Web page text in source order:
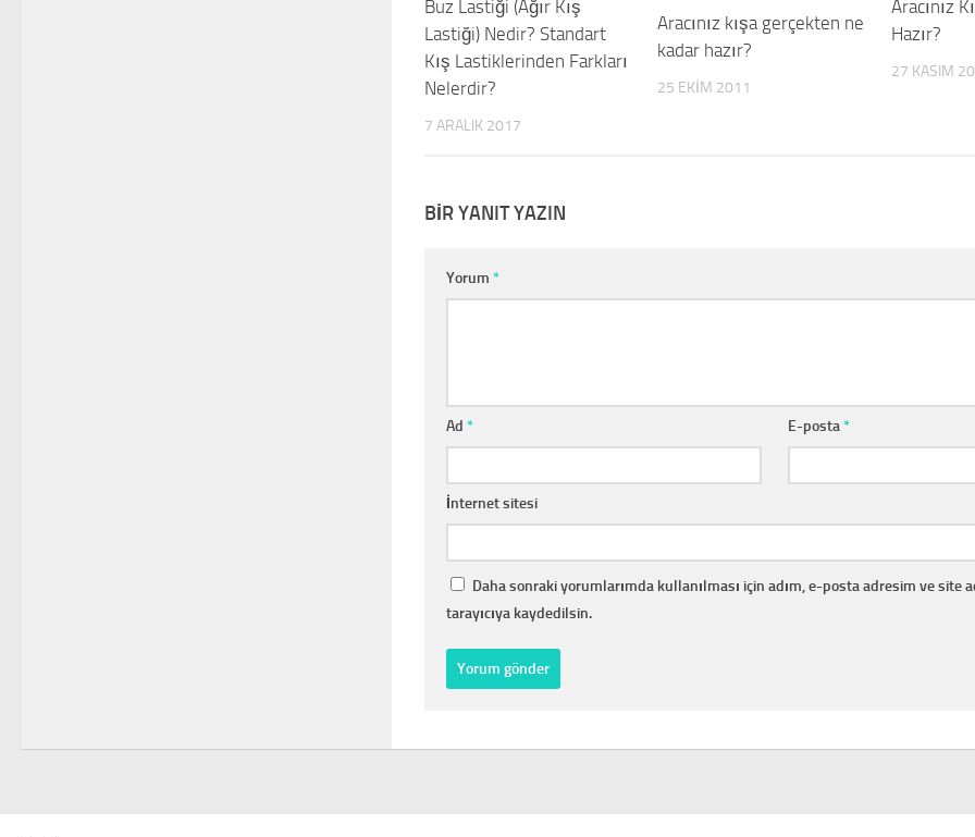
Buz Lastiği (Ağır Kış
Lastiği) Nedir? Standart
Kış Lastiklerinden Farkları
Nelerdir?
7 ARALIK 2017
Aracınız kışa gerçekten ne
kadar hazır?
25 EKIM 2011
Aracınız
Hazır?
27 KASIM
BIR YANIT YAZIN
Yorum *
Ad * E-posta*
İnternet sitesi
Daha sonraki yorumlarımda kullanılması için adım, e-posta adresim ve site
tarayıcıya kaydedilsin.